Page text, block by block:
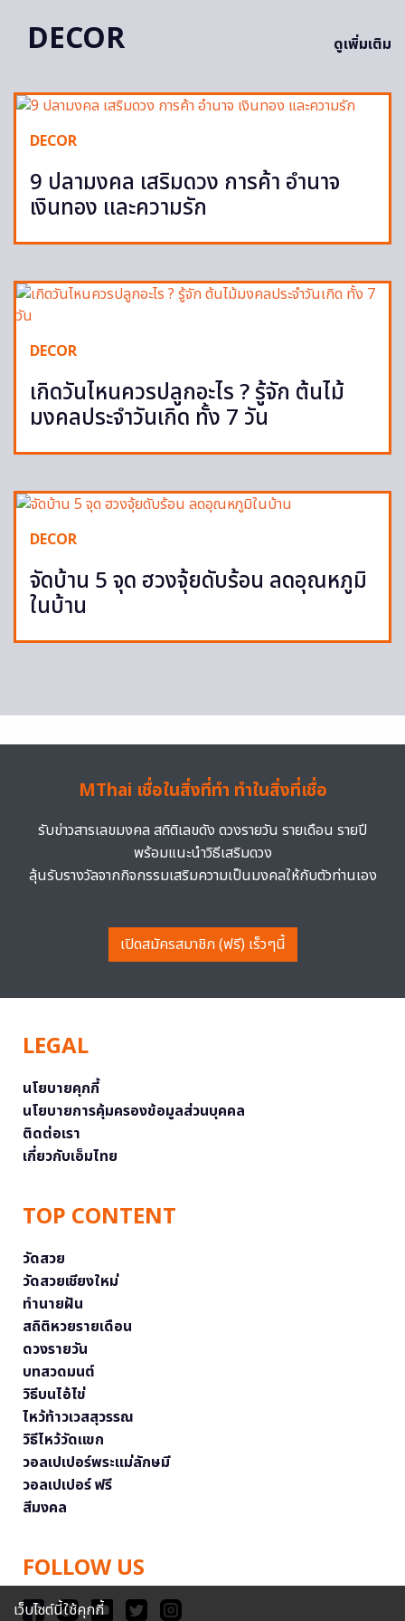
DECOR ดูเพิ่มเติม
DECOR
9 ปลามงคล เสริมดวง การค้า อำนาจ
เงินทอง และความรัก
DECOR
เกิดวันไหนควรปลูกอะไร ? รู้จัก ต้นไม้
มงคลประจำวันเกิด ทั้ง 7 วัน
DECOR
จัดบ้าน 5 จุด ฮวงจุ้ยดับร้อน ลดอุณหภูมิ
ในบ้าน
MThai เชื่อในสิ่งที่ทำ ทำในสิ่งที่เชื่อ
รับข่าวสารเลขมงคล สถิติเลขดัง ดวงรายวัน รายเดือน รายปี
พร้อมแนะนำวิธีเสริมดวง
ลุ้นรับรางวัลจากกิจกรรมเสริมความเป็นมงคลให้กับตัวท่านเอง
เปิดสมัครสมาชิก (ฟรี) เร็วๆนี้
LEGAL
นโยบายคุกกี้
นโยบายการคุ้มครองข้อมูลส่วนบุคคล
ติดต่อเรา
เกี่ยวกับเอ็มไทย
TOP CONTENT
วัดสวย
วัดสวยเชียงใหม่
ทำนายฝัน
สถิติหวยรายเดือน
ดวงรายวัน
บทสวดมนต์
วิธีบนไอ้ไข่
ไหว้ท้าวเวสสุวรรณ
วิธีไหว้วัดแขก
วอลเปเปอร์พระแม่ลักษมี
วอลเปเปอร์ ฟรี
สีมงคล
FOLLOW US
เว็บไซต์นี้ใช้คุกกี้